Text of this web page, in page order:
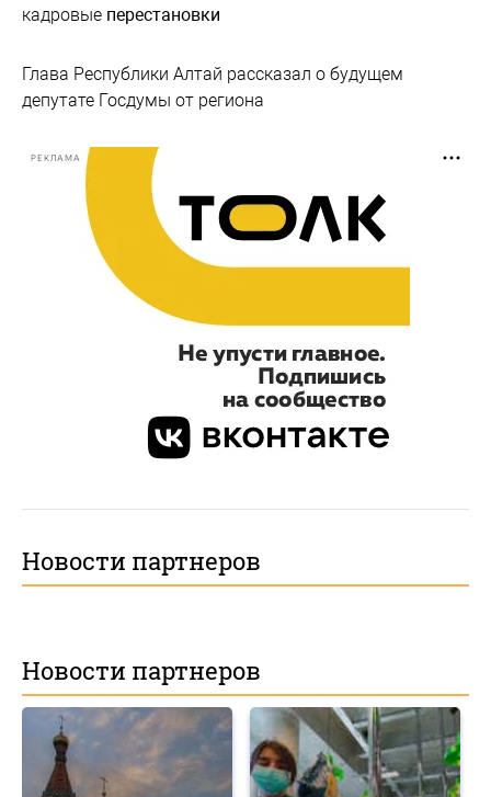
кадровые перестановки
Глава Республики Алтай рассказал о будущем
депутате Госдумы от региона
РЕКЛАМА
Новости партнеров
Новости партнеров